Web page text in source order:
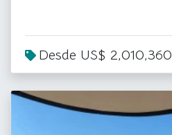
Desde US$ 2,010,360